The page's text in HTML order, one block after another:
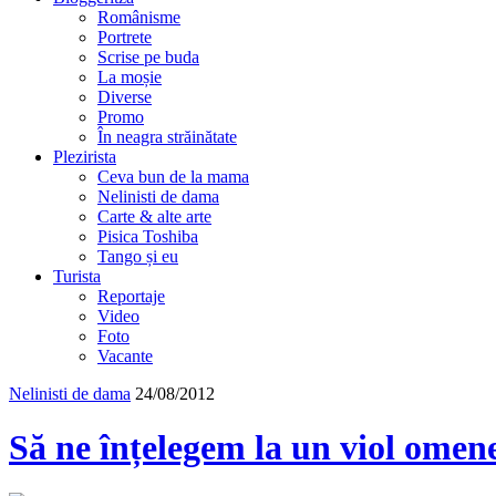
Românisme
Portrete
Scrise pe buda
La moșie
Diverse
Promo
În neagra străinătate
Plezirista
Ceva bun de la mama
Nelinisti de dama
Carte & alte arte
Pisica Toshiba
Tango și eu
Turista
Reportaje
Video
Foto
Vacante
Nelinisti de dama 24/08/2012
Să ne înțelegem la un viol